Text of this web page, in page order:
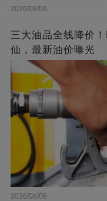
2026/08/06
三大油品全线降价
仙，最新油价曝光
2026/08/06